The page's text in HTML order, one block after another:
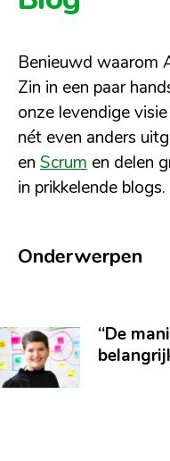
Benieuwd waarom
Zin in een paar
onze levendige
nét even anders
en Scrum en delen
in prikkelende blogs.
Onderwerpen
“De